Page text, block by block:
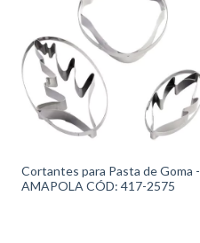
Cortantes para Pasta de Goma -
AMAPOLA CÓD: 417-2575